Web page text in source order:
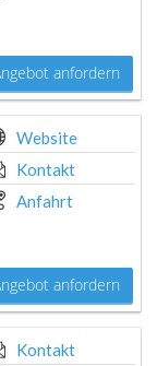
anfordern
Website
Kontakt
Anfahrt
anfordern
Kontakt